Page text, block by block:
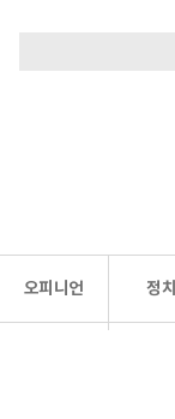
오피니언 정치